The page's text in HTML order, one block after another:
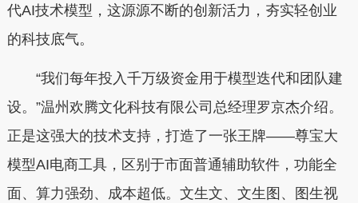
代AI技术模型，这源源不断的创新活力，夯实轻创业
的科技底气。
“我们每年投入千万级资金用于模型迭代和团队建
设。”温州欢腾文化科技有限公司总经理罗京杰介绍。
正是这强大的技术支持，打造了一张王牌——尊宝大
模型AI电商工具，区别于市面普通辅助软件，功能全
面、算力强劲、成本超低。文生文、文生图、图生视